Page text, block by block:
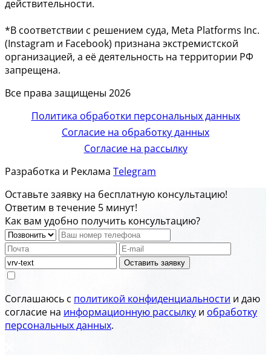
действительности.
*В соответствии с решением суда, Meta Platforms Inc.
(Instagram и Facebook) признана экстремистской
организацией, а её деятельность на территории РФ
запрещена.
Все права защищены 2026
Политика обработки персональных данных
Согласие на обработку данных
Согласие на рассылку
Разработка и Реклама Telegram
Оставьте заявку на бесплатную консультацию!
Ответим в течение 5 минут!
Как вам удобно получить консультацию?
Оставить заявку
Соглашаюсь с политикой конфиденциальности и даю
согласие на информационную рассылку и обработку
персональных данных.